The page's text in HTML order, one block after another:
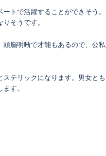
トで活躍することができそう。
そうです。
脳明晰で才能もあるので、公私
テリックになります。男女とも
す。